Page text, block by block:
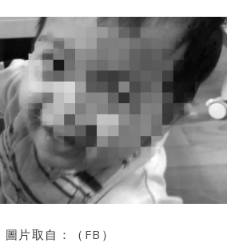
圖片取自：（ FB ）